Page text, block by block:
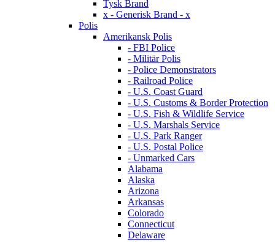
Tysk Brand
x - Generisk Brand - x
Polis
Amerikansk Polis
- FBI Police
- Militär Polis
- Police Demonstrators
- Railroad Police
- U.S. Coast Guard
- U.S. Customs & Border Protection
- U.S. Fish & Wildlife Service
- U.S. Marshals Service
- U.S. Park Ranger
- U.S. Postal Police
- Unmarked Cars
Alabama
Alaska
Arizona
Arkansas
Colorado
Connecticut
Delaware